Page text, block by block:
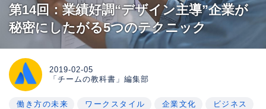
第14回：業績好調“デザイン主導”企業が
秘密にしたがる5つのテクニック
2019-02-05
「チームの教科書」編集部
働き方の未来 ワークスタイル 企業文化
ビジネス